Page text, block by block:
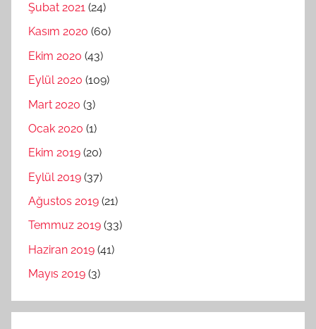
Şubat 2021 (24)
Kasım 2020 (60)
Ekim 2020 (43)
Eylül 2020 (109)
Mart 2020 (3)
Ocak 2020 (1)
Ekim 2019 (20)
Eylül 2019 (37)
Ağustos 2019 (21)
Temmuz 2019 (33)
Haziran 2019 (41)
Mayıs 2019 (3)